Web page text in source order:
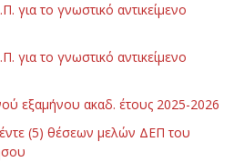
για το γνωστικό αντικείμενο
για το γνωστικό αντικείμενο
εξαμήνου ακαδ. έτους 2025-2026
(5) θέσεων μελών ΔΕΠ του